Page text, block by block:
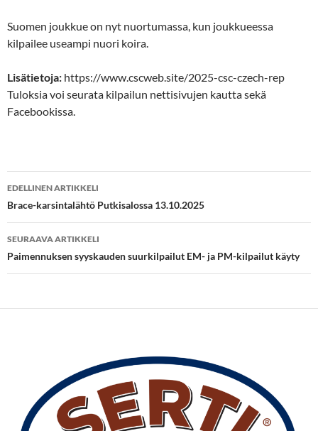
Suomen joukkue on nyt nuortumassa, kun joukkueessa
kilpailee useampi nuori koira.
Lisätietoja: https://www.cscweb.site/2025-csc-czech-rep
Tuloksia voi seurata kilpailun nettisivujen kautta sekä
Facebookissa.
Artikkelien
selaus
EDELLINEN ARTIKKELI
Brace-karsintalähtö Putkisalossa 13.10.2025
SEURAAVA ARTIKKELI
Paimennuksen syyskauden suurkilpailut EM- ja PM-kilpailut käyty